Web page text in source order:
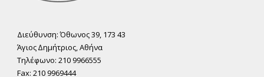
Διεύθυνση: Όθωνος 39, 173 43
Άγιος ∆ηµήτριος, Αθήνα
Τηλέφωνο: 210 9966555
Fax: 210 9969444